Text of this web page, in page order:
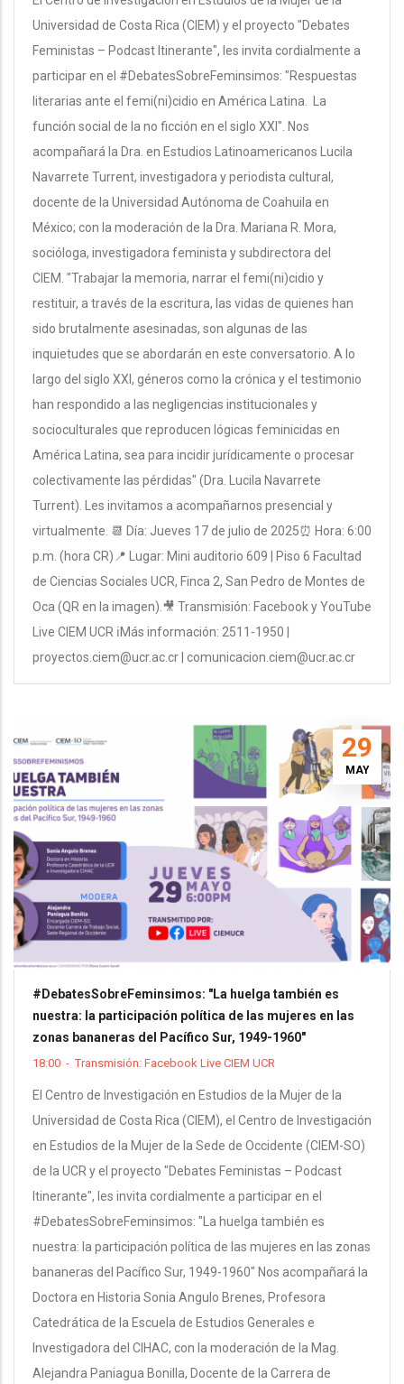
Universidad de Costa Rica (CIEM) y el proyecto "Debates
Feministas – Podcast Itinerante", les invita cordialmente a
participar en el #DebatesSobreFeminsimos: "Respuestas
literarias ante el femi(ni)cidio en América Latina. La
función social de la no ficción en el siglo XXI". Nos
acompañará la Dra. en Estudios Latinoamericanos Lucila
Navarrete Turrent, investigadora y periodista cultural,
docente de la Universidad Autónoma de Coahuila en
México; con la moderación de la Dra. Mariana R. Mora,
socióloga, investigadora feminista y subdirectora del
CIEM. "Trabajar la memoria, narrar el femi(ni)cidio y
restituir, a través de la escritura, las vidas de quienes han
sido brutalmente asesinadas, son algunas de las
inquietudes que se abordarán en este conversatorio. A lo
largo del siglo XXI, géneros como la crónica y el testimonio
han respondido a las negligencias institucionales y
socioculturales que reproducen lógicas feminicidas en
América Latina, sea para incidir jurídicamente o procesar
colectivamente las pérdidas" (Dra. Lucila Navarrete
Turrent). Les invitamos a acompañarnos presencial y
virtualmente. 📆 Día: Jueves 17 de julio de 2025⏰ Hora: 6:00
p.m. (hora CR)📍 Lugar: Mini auditorio 609 | Piso 6 Facultad
de Ciencias Sociales UCR, Finca 2, San Pedro de Montes de
Oca (QR en la imagen).🎥 Transmisión: Facebook y YouTube
Live CIEM UCR ℹMás información: 2511-1950 |
proyectos.ciem@ucr.ac.cr | comunicacion.ciem@ucr.ac.cr
29
MAY
#DebatesSobreFeminsimos: "La huelga también es
nuestra: la participación política de las mujeres en las
zonas bananeras del Pacífico Sur, 1949-1960"
18:00 - Transmisión: Facebook Live CIEM UCR
El Centro de Investigación en Estudios de la Mujer de la
Universidad de Costa Rica (CIEM), el Centro de Investigación
en Estudios de la Mujer de la Sede de Occidente (CIEM-SO)
de la UCR y el proyecto "Debates Feministas – Podcast
Itinerante", les invita cordialmente a participar en el
#DebatesSobreFeminsimos: "La huelga también es
nuestra: la participación política de las mujeres en las zonas
bananeras del Pacífico Sur, 1949-1960" Nos acompañará la
Doctora en Historia Sonia Angulo Brenes, Profesora
Catedrática de la Escuela de Estudios Generales e
Investigadora del CIHAC, con la moderación de la Mag.
Alejandra Paniagua Bonilla, Docente de la Carrera de